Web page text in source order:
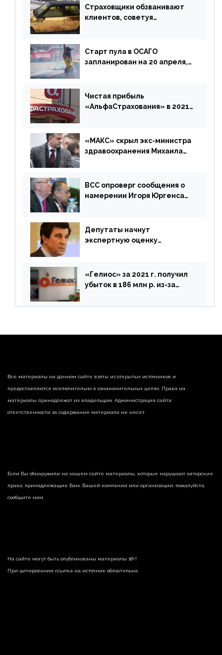
Страховщики обзванивают
клиентов, советуя
Старт пула в ОСАГО
запланирован на 20 апреля,
дублировать [дополнено]
Чистая прибыль
«АльфаСтрахования» в 2021
«МАКС» скрыл экс-министра
здравоохранения Михаила
ВСС опроверг сообщения о
намерении Игоря Юргенса
Депутаты начнут
экспертную оценку
«Гелиос» за 2021 г. получил
убыток в 186 млн р. из-за
реализации недвижимости
Все материалы на данном сайте взяты из открытых источников и
предоставляются исключительно в ознакомительных целях. Права на
материалы принадлежат их владельцам. Администрация сайта
ответственности за содержание материала не несет.
Если Вы обнаружили на нашем сайте материалы, которые нарушают авторские
права, принадлежащие Вам, Вашей компании или организации, пожалуйста,
сообщите нам.
На сайте могут быть опубликованы материалы 18+!
При цитировании ссылка на источник обязательна.